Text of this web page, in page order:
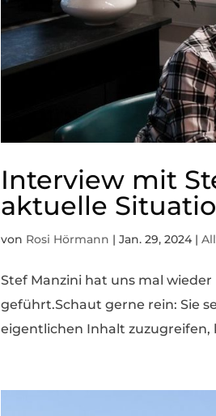
Interview mit
aktuelle
von Rosi Hörmann |Jan. 29, 2024 |
Stef Manzini hat uns mal
geführt.Schaut gerne rein: Sie
eigentlichen Inhalt zuzugreifen,